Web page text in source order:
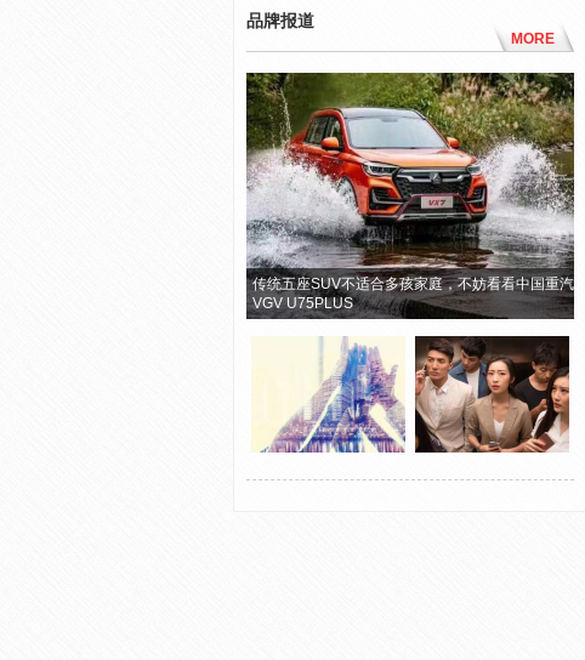
品牌报道
MORE
传统五座SUV不适合多孩家庭，不妨看看中国重汽
VGV U75PLUS